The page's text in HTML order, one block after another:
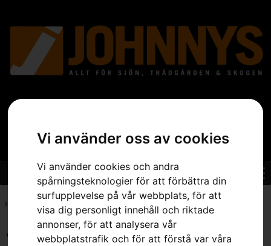
Vi använder oss av cookies
Vi använder cookies och andra
spårningsteknologier för att förbättra din
surfupplevelse på vår webbplats, för att
visa dig personligt innehåll och riktade
annonser, för att analysera vår
webbplatstrafik och för att förstå var våra
Hem Sortiment» »Grästrimmer » Sida 3
Visar 25–36 av 136 resultat